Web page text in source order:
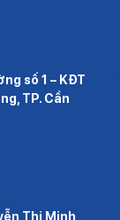
số 1 – KĐT
TP. Cần
Thị Minh